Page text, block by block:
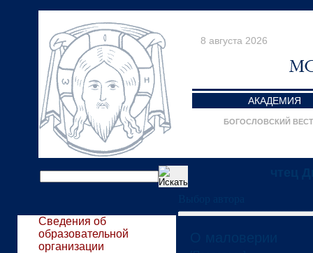
8 августа 2026
АКАДЕМИЯ
БОГОСЛОВСКИЙ
Сведения об
образовательной
организации